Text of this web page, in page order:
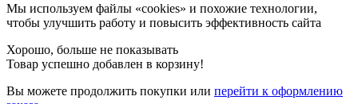
Мы используем файлы «cookies» и похожие технологии,
чтобы улучшить работу и повысить эффективность сайта
Хорошо, больше не показывать
Товар успешно добавлен в корзину!
Вы можете продолжить покупки или перейти к оформлению